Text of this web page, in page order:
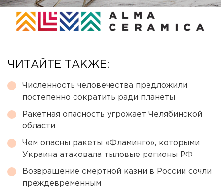
ЧИТАЙТЕ ТАКЖЕ:
Численность человечества предложили
постепенно сократить ради планеты
Ракетная опасность угрожает Челябинской
области
Чем опасны ракеты «Фламинго», которыми
Украина атаковала тыловые регионы РФ
Возвращение смертной казни в России сочли
преждевременным